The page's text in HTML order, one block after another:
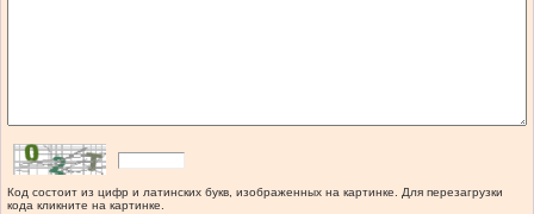
Код состоит из цифр и латинских букв, изображенных на картинке. Для перезагрузки
кода кликните на картинке.